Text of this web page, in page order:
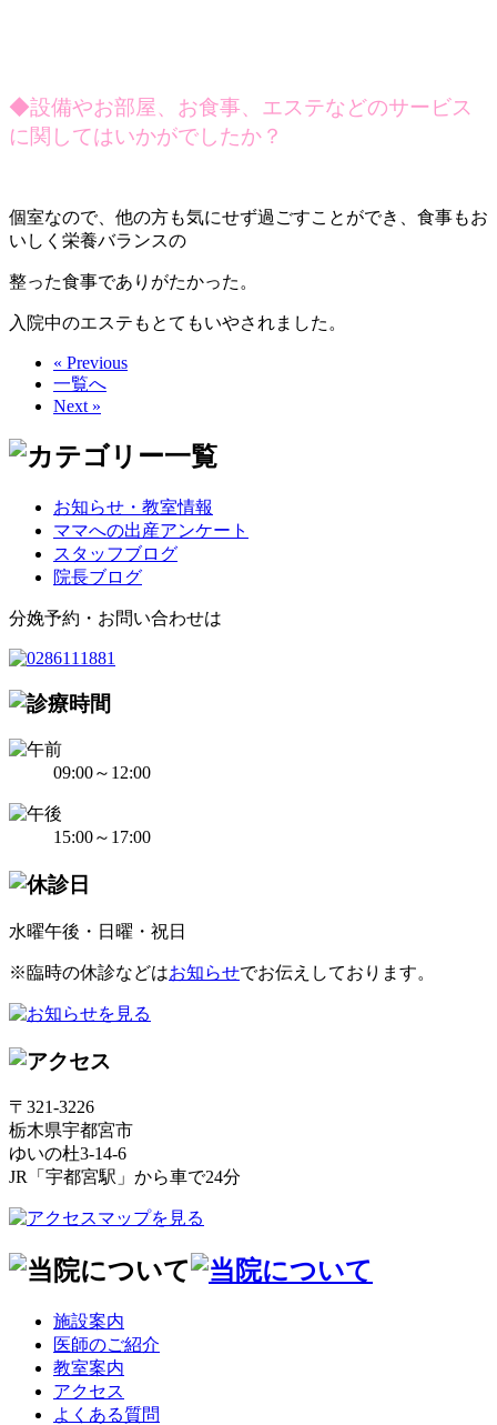
◆設備やお部屋、お食事、エステなどのサービス
に関してはいかがでしたか？
個室なので、他の方も気にせず過ごすことができ、食事もお
いしく栄養バランスの
整った食事でありがたかった。
入院中のエステもとてもいやされました。
« Previous
一覧へ
Next »
お知らせ・教室情報
ママへの出産アンケート
スタッフブログ
院長ブログ
分娩予約・お問い合わせは
09:00～12:00
15:00～17:00
水曜午後・日曜・祝日
※臨時の休診などはお知らせでお伝えしております。
〒321-3226
栃木県宇都宮市
ゆいの杜3-14-6
JR「宇都宮駅」から車で24分
施設案内
医師のご紹介
教室案内
アクセス
よくある質問